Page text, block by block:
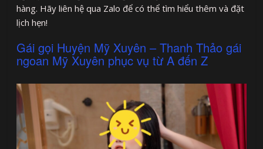
hàng. Hãy liên hệ qua Zalo để có thể tìm hiểu thêm và đặt
lịch hẹn!
Gái gọi Huyện Mỹ Xuyên – Thanh Thảo gái
ngoan Mỹ Xuyên phục vụ từ A đến Z